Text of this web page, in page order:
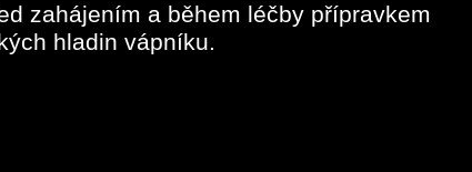
zahájením a během léčby přípravkem
hladin vápníku.